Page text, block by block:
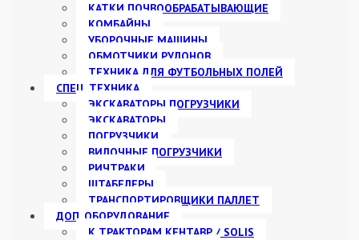
КАТКИ ПОЧВООБРАБАТЫВАЮЩИЕ
КОМБАЙНЫ
УБОРОЧНЫЕ МАШИНЫ
ОБМОТЧИКИ РУЛОНОВ
ТЕХНИКА ДЛЯ ФУТБОЛЬНЫХ ПОЛЕЙ
СПЕЦ. ТЕХНИКА
ЭКСКАВАТОРЫ ПОГРУЗЧИКИ
ЭКСКАВАТОРЫ
ПОГРУЗЧИКИ
ВИЛОЧНЫЕ ПОГРУЗЧИКИ
РИЧТРАКИ
ШТАБЕЛЕРЫ
ТРАНСПОРТИРОВЩИКИ ПАЛЛЕТ
ДОП. ОБОРУДОВАНИЕ
К ТРАКТОРАМ КЕНТАВР / SOLIS